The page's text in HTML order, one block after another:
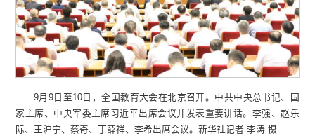
9月9日至10日，全国教育大会在北京召开。中共中央总书记、国
家主席、中央军委主席习近平出席会议并发表重要讲话。李强、赵乐
际、王沪宁、蔡奇、丁薛祥、李希出席会议。新华社记者 李涛 摄